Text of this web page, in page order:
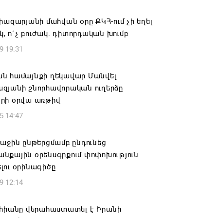
16:34
ԵՆՔ ՄԻԱՍԻՆ ՆՇԵԼՈՒ ՏԱՇՏՈՒՆ
16:21
ղեկավար Գևորգ Փարսյանի
ճանապարհաշինական
16:09
բանակը «Իսկանդերով» հարվածել
14:32
մահվան օրը ՔԿՀ-ում չի եղել
ո´չ բուժակ. դիտորդական խումբ
19:31
համայնքի ղեկավար Մանվել
շնորհավորական ուղերձը
օրվա առթիվ
14:47
ընթերցմամբ ընդունեց
օրենսգրքում փոփոխություն
օրինագիծը
12:14
վերահաստատել է Իրանի